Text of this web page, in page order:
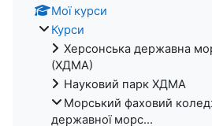
Мої курси
Курси
Херсонська державна
(ХДМА)
Науковий парк ХДМА
Морський фаховий
державної морс...